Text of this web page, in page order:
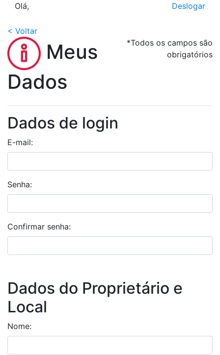
Olá, Deslogar
< Voltar
Meus
Dados
*Todos os campos são
obrigatórios
Dados de login
E-mail:
Senha:
Confirmar senha:
Dados do Proprietário e
Local
Nome: